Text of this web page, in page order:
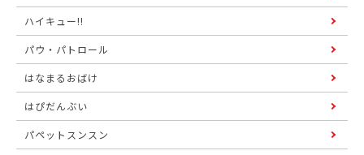
ハイキュー!!
パウ・パトロール
はなまるおばけ
はぴだんぶい
パペットスンスン